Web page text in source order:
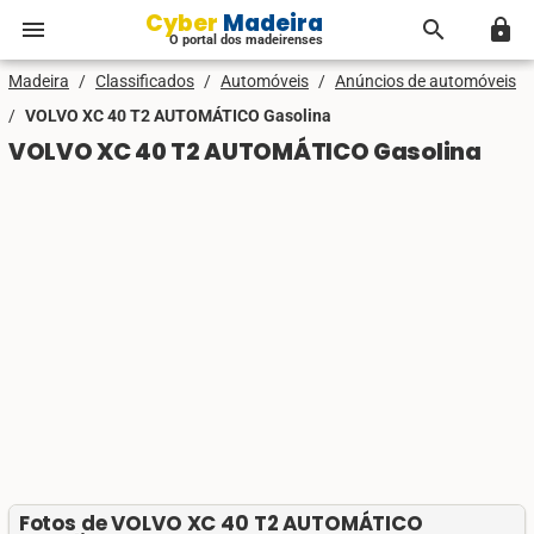
menu Cyber Madeira
O portal dos madeirenses search lock
Madeira / Classificados / Automóveis / Anúncios de automóveis
/ VOLVO XC 40 T2 AUTOMÁTICO Gasolina
VOLVO XC 40 T2 AUTOMÁTICO Gasolina
Fotos de VOLVO XC 40 T2 AUTOMÁTICO